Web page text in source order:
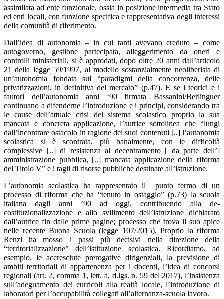
assimilata ad ente funzionale, ossia in posizione intermedia tra Stato
ed enti locali, con funzione specifica e rappresentativa degli interessi
della comunità di riferimento.
Dall’idea di autonomia – in cui tanti avevano creduto – come
autogoverno, gestione partecipata, alleggerimento da oneri e
controlli ministeriali, si è approdati, dopo oltre 20 anni dall’articolo
21 della legge 59/1997, al modello sostanzialmente neoliberista di
un’autonomia fondata sui “paradigmi della concorrenza, delle
privatizzazioni, in definitiva del mercato” (p.47). E se i teorici e i
fautori dell’autonomia anni ‘90 firmata Bassanini/Berlinguer
continuano a difenderne l’introduzione e i principi, considerando tra
le cause dell’attuale crisi del sistema scolastico proprio la sua
mancata e concreta applicazione, l’autrice sottolinea che “lungi
dall’incontrare ostacolo in ragione dei suoi contenuti [..] l’autonomia
scolastica si è scontrata, più banalmente, con le difficoltà
complessive [..] di resistenza al decentramento [ da parte dell’]
amministrazione pubblica, [..] mancata applicazione della riforma
del Titolo V” e i tagli di risorse pubbliche destinate all’istruzione.
L’autonomia scolastica ha rappresentato il punto fermo di un
processo di riforma che ha “tenuto in ostaggio” (p.73) la scuola
italiana dagli anni ’90 ad oggi, contribuendo alla de-
costituzionalizzazione e allo svilimento dell’istruzione dichiarato
dall’autrice fin dalle prime pagine; processo che trova il suo apice
nelle recente Buona Scuola (legge 107/2015). Proprio la riforma
Renzi ha mosso i passi più decisivi nella direzione della
“territorializzazione” dell’istituzione scolastica. Ricordiamo, ad
esempio, le accresciute prerogative dirigenziali, la previsione di
ambiti territoriali di appartenenza per i docenti, l’idea di concorsi
regionali (art. 2, comma 1, lett. a, d.lgs. n. 59 del 2017), l’insistenza
sull’adeguamento dei curricoli alla realtà locale, l’introduzione di
laboratori per l’occupabilità collegati all’alternanza-scuola lavoro.